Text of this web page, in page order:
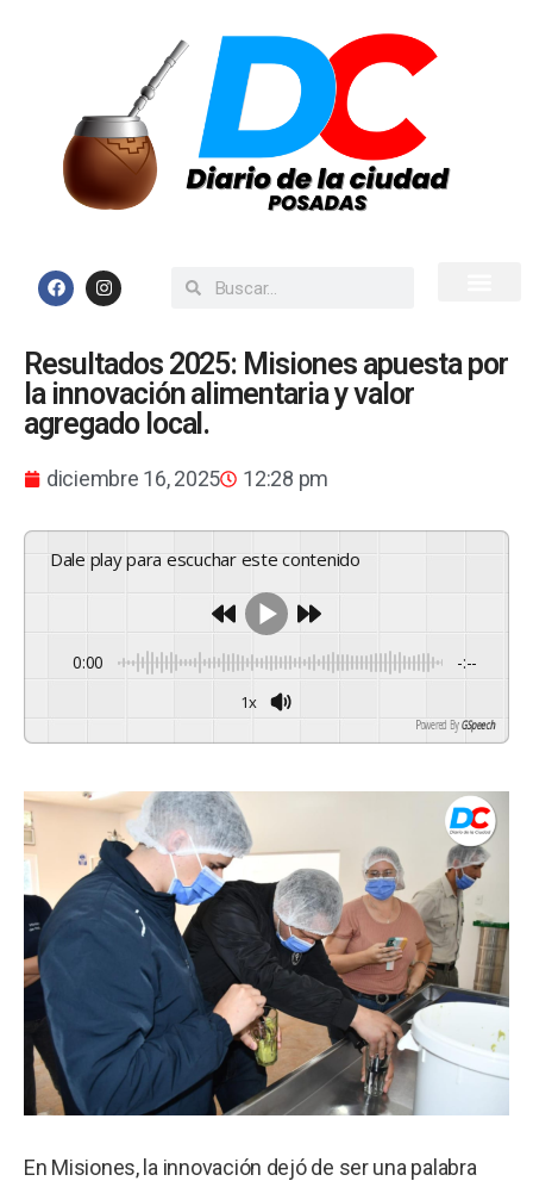
Resultados 2025: Misiones apuesta por
la innovación alimentaria y valor
agregado local.
diciembre 16, 2025 12:28 pm
Dale play para escuchar este contenido
0:00 -:--
1x
Powered By GSpeech
En Misiones, la innovación dejó de ser una palabra